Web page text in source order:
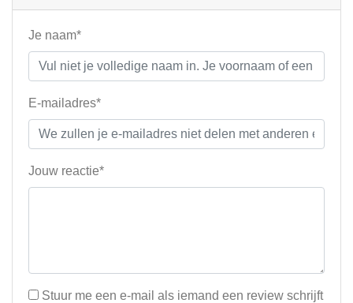
Je naam*
E-mailadres*
Jouw reactie*
Stuur me een e-mail als iemand een review schrijft